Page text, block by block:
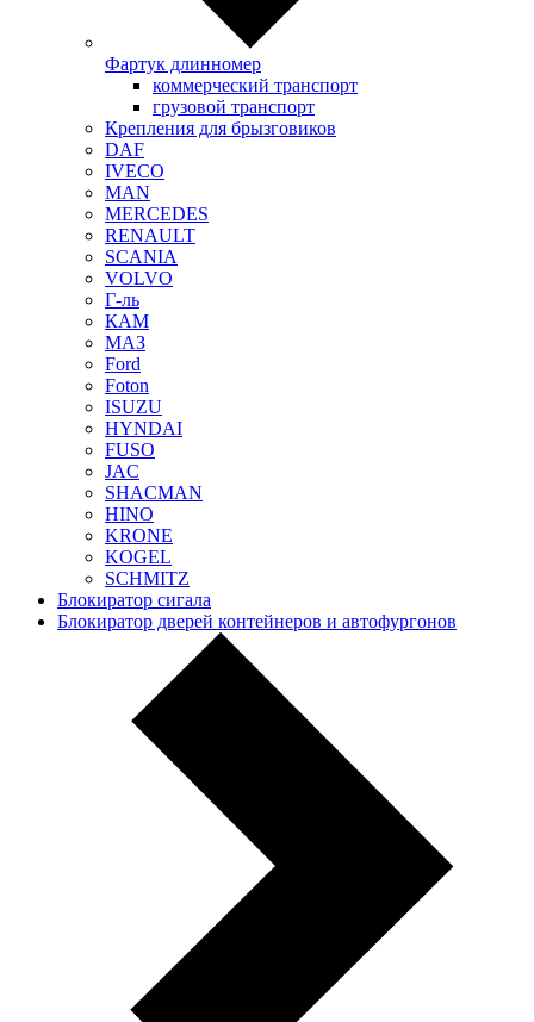
Фартук длинномер
коммерческий транспорт
грузовой транспорт
Крепления для брызговиков
DAF
IVECO
MAN
MERCEDES
RENAULT
SCANIA
VOLVO
Г-ль
КАМ
МАЗ
Ford
Foton
ISUZU
HYNDAI
FUSO
JAC
SHACMAN
HINO
KRONE
KOGEL
SCHMITZ
Блокиратор сигала
Блокиратор дверей контейнеров и автофургонов